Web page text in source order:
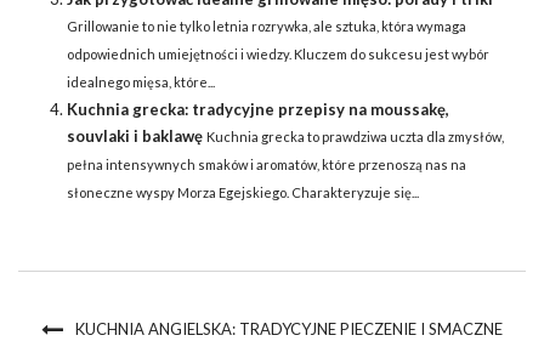
Grillowanie to nie tylko letnia rozrywka, ale sztuka, która wymaga
odpowiednich umiejętności i wiedzy. Kluczem do sukcesu jest wybór
idealnego mięsa, które...
Kuchnia grecka: tradycyjne przepisy na moussakę,
souvlaki i baklawę Kuchnia grecka to prawdziwa uczta dla zmysłów,
pełna intensywnych smaków i aromatów, które przenoszą nas na
słoneczne wyspy Morza Egejskiego. Charakteryzuje się...
KUCHNIA ANGIELSKA: TRADYCYJNE PIECZENIE I SMACZNE